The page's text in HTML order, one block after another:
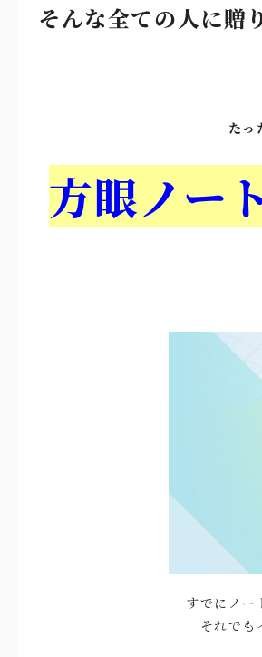
そんな全ての人に贈
たっ
方眼ノー
すでにノー
それで